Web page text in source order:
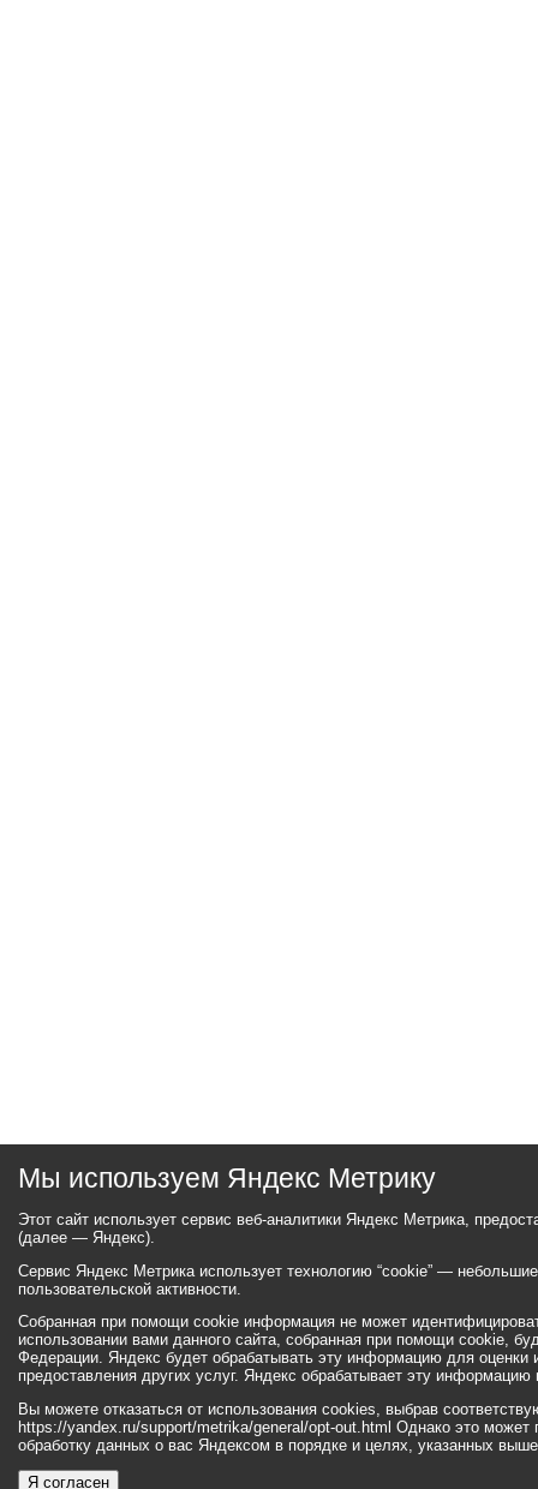
Мы используем Яндекс Метрику
Этот сайт использует сервис веб-аналитики Яндекс Метрика,
(далее — Яндекс).
Сервис Яндекс Метрика использует технологию “cookie” —
пользовательской активности.
Собранная при помощи cookie информация не может
использовании вами данного сайта, собранная при помощи cookie,
Федерации. Яндекс будет обрабатывать эту информацию для оценки
предоставления других услуг. Яндекс обрабатывает эту
Вы можете отказаться от использования cookies, выбрав
https://yandex.ru/support/metrika/general/opt-out.html Однако это может
обработку данных о вас Яндексом в порядке и целях, указанных
Я согласен